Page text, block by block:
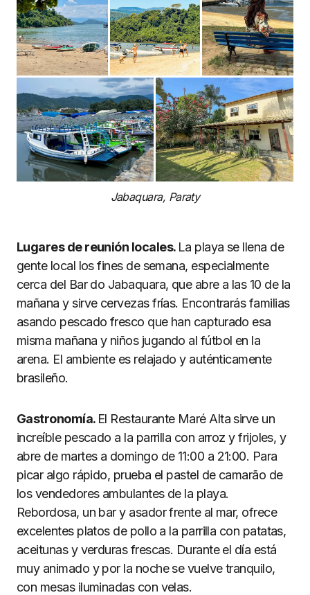
Jabaquara, Paraty
Lugares de reunión locales. La playa se llena de
gente local los fines de semana, especialmente
cerca del Bar do Jabaquara, que abre a las 10 de la
mañana y sirve cervezas frías. Encontrarás familias
asando pescado fresco que han capturado esa
misma mañana y niños jugando al fútbol en la
arena. El ambiente es relajado y auténticamente
brasileño.
Gastronomía. El Restaurante Maré Alta sirve un
increíble pescado a la parrilla con arroz y frijoles, y
abre de martes a domingo de 11:00 a 21:00. Para
picar algo rápido, prueba el pastel de camarão de
los vendedores ambulantes de la playa.
Rebordosa, un bar y asador frente al mar, ofrece
excelentes platos de pollo a la parrilla con patatas,
aceitunas y verduras frescas. Durante el día está
muy animado y por la noche se vuelve tranquilo,
con mesas iluminadas con velas.